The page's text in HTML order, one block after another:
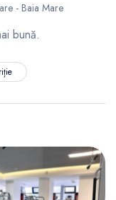
- Baia Mare
bună.